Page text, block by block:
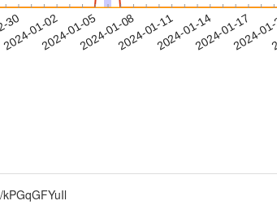
30
2024-01-022024-01-052024-01-082024-01-112024-01-142024-01-17
2024-